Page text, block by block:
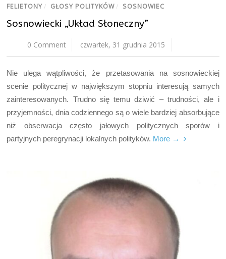
FELIETONY / GŁOSY POLITYKÓW / SOSNOWIEC
Sosnowiecki „Układ Słoneczny”
0 Comment czwartek, 31 grudnia 2015
Nie ulega wątpliwości, że przetasowania na sosnowieckiej
scenie politycznej w największym stopniu interesują samych
zainteresowanych. Trudno się temu dziwić – trudności, ale i
przyjemności, dnia codziennego są o wiele bardziej absorbujące
niż obserwacja często jałowych politycznych sporów i
partyjnych peregrynacji lokalnych polityków. More →